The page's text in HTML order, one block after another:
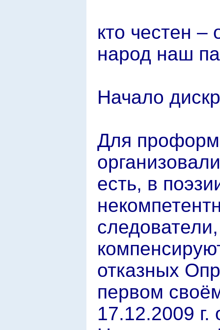
кто честен –
народ наш
Начало
Для
есть, в
отказных
первом
17.12.2009